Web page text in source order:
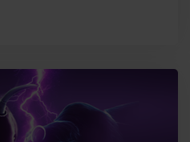
lze spekulovat na